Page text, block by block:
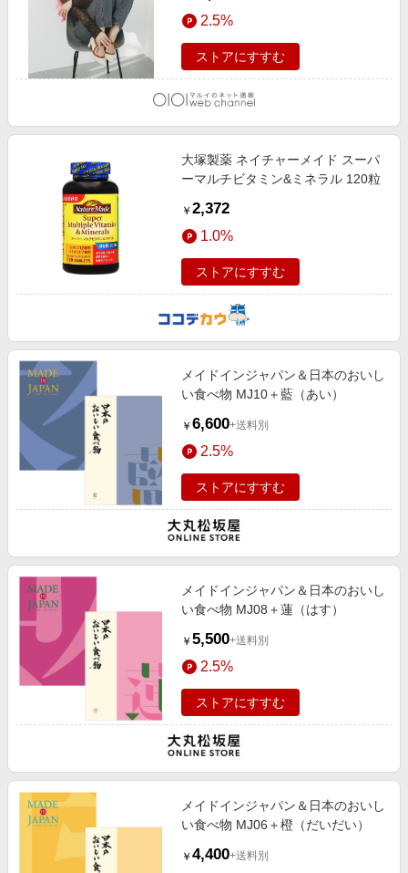
2.5%
ストアにすすむ
大塚製薬 ネイチャーメイド スーパ
ーマルチビタミン&ミネラル 120粒
￥ 2,372
1.0%
ストアにすすむ
メイドインジャパン＆日本のおいし
い食べ物 MJ10＋藍（あい）
￥ 6,600+送料別
2.5%
ストアにすすむ
メイドインジャパン＆日本のおいし
い食べ物 MJ08＋蓮（はす）
￥ 5,500+送料別
2.5%
ストアにすすむ
メイドインジャパン＆日本のおいし
い食べ物 MJ06＋橙（だいだい）
￥ 4,400+送料別